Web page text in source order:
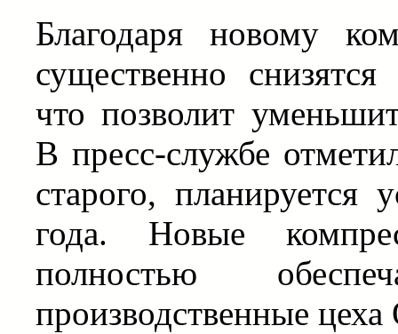
Благодаря новому
существенно
что позволит
В пресс-службе
старого, планируется
года. Новые
полностью
производственные